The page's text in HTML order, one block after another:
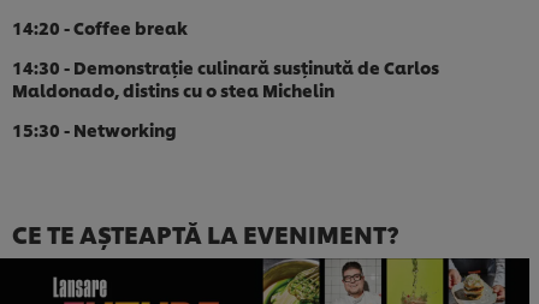
14:20 - Coffee break
14:30 - Demonstrație culinară susținută de Carlos
Maldonado, distins cu o stea Michelin
15:30 - Networking
CE TE AȘTEAPTĂ LA EVENIMENT?